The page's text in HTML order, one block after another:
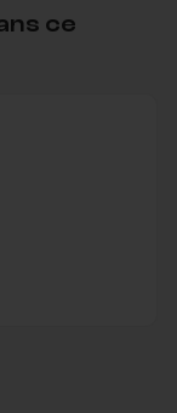
toutes
ce